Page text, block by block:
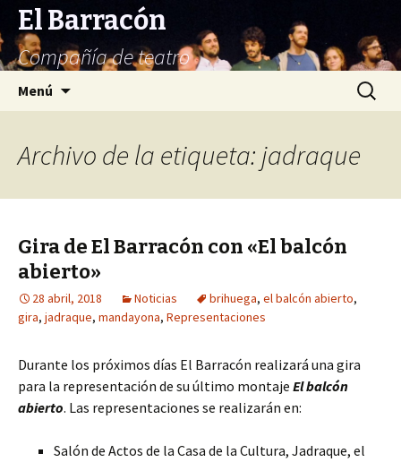
El Barracón
Compañía de teatro
Menú Buscar:
Archivo de la etiqueta: jadraque
Gira de El Barracón con «El balcón
abierto»
28 abril, 2018 Noticias brihuega, el balcón abierto,
gira, jadraque, mandayona, Representaciones
Durante los próximos días El Barracón realizará una gira
para la representación de su último montaje El balcón
abierto. Las representaciones se realizarán en:
Salón de Actos de la Casa de la Cultura, Jadraque, el